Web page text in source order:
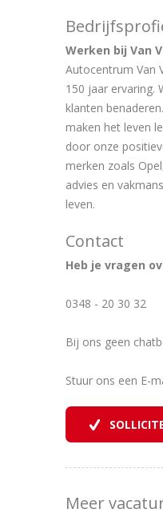
Werken bij Van
Autocentrum Van
150 jaar ervaring.
klanten
maken het leven
door onze
merken zoals
advies en
leven.
Contact
Heb je vragen
0348 - 20 30 32
Bij ons geen
Stuur ons een E-
Meer